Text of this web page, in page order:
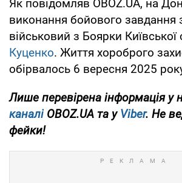
Як повідомляв OBOZ.UA, на
виконання бойового завдання
військовий з Боярки Київської
Куценко. Життя хороброго
обірвалось 6 вересня 2025
Лише перевірена інформація у
каналіOBOZ.UA та уViber. Не
фейки!